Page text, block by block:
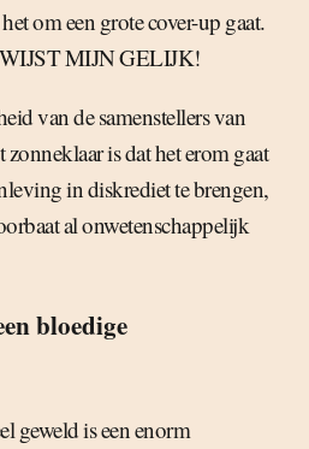
om een grote cover-up gaat.
MIJN GELIJK!
van de samenstellers van
is dat het erom gaat
in diskrediet te brengen,
al onwetenschappelijk
bloedige
geweld is een enorm